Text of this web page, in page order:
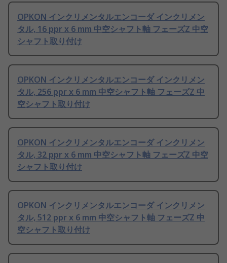
OPKON インクリメンタルエンコーダ インクリメン
タル, 16 ppr x 6 mm 中空シャフト軸 フェーズZ 中空
シャフト取り付け
OPKON インクリメンタルエンコーダ インクリメン
タル, 256 ppr x 6 mm 中空シャフト軸 フェーズZ 中
空シャフト取り付け
OPKON インクリメンタルエンコーダ インクリメン
タル, 32 ppr x 6 mm 中空シャフト軸 フェーズZ 中空
シャフト取り付け
OPKON インクリメンタルエンコーダ インクリメン
タル, 512 ppr x 6 mm 中空シャフト軸 フェーズZ 中
空シャフト取り付け